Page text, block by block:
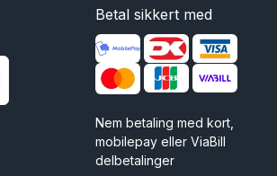
Betal sikkert med
Nem betaling med kort,
mobilepay eller ViaBill
delbetalinger